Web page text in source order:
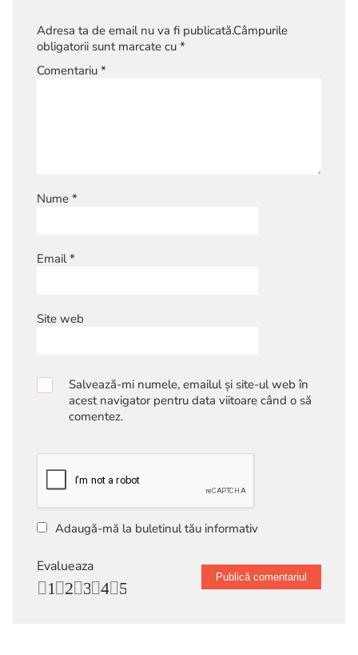
Adresa ta de email nu va fi publicată.Câmpurile
obligatorii sunt marcate cu *
Comentariu *
Nume *
Email*
Site web
Salvează-mi numele, emailul și site-ul web în
acest navigator pentru data viitoare când o să
comentez.
Adaugă-mă la buletinul tău informativ
Evalueaza
5
4
3
2
1